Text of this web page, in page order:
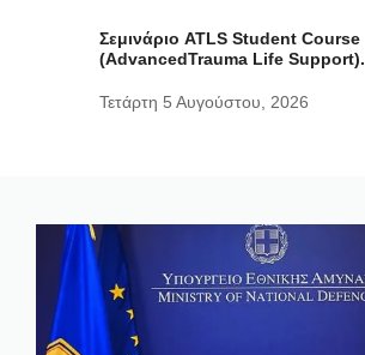
Σεμινάριο ATLS Student Course
(AdvancedTrauma Life Support).
Τετάρτη 5 Αυγούστου, 2026